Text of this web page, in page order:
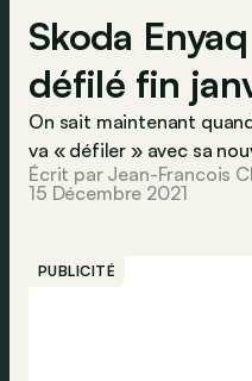
Skoda
défilé fin
On sait maintenant
va « défiler » avec sa
Écrit par Jean-Francois
15 Décembre 2021
PUBLICITÉ